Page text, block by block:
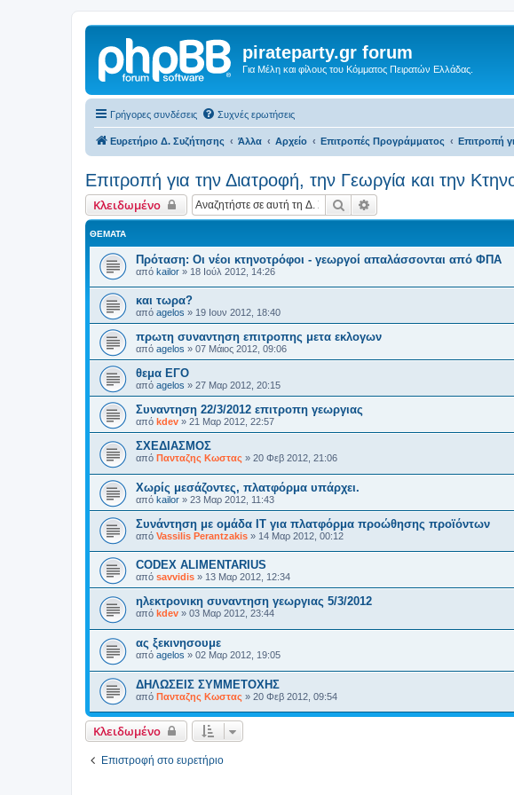
pirateparty.gr forum
Για Μέλη και φίλους του Κόμματος Πειρατών Ελλάδας.
Γρήγορες συνδέσεις Συχνές ερωτήσεις
Ευρετήριο Δ. Συζήτησης Άλλα Αρχείο Επιτροπές Προγράμματος Επιτροπή
Επιτροπή για την Διατροφή, την Γεωργία και την
Κλειδωμένο Αναζήτηση
ΘΈΜΑΤΑ
Πρόταση: Οι νέοι κτηνοτρόφοι - γεωργοί απαλάσσονται από ΦΠΑ
από kailor » 18 Ιούλ 2012, 14:26
και τωρα?
από agelos » 19 Ιουν 2012, 18:40
πρωτη συναντηση επιτροπης μετα εκλογων
από agelos » 07 Μάιος 2012, 09:06
θεμα ΕΓΟ
από agelos » 27 Μαρ 2012, 20:15
Συναντηση 22/3/2012 επιτροπη γεωργιας
από kdev » 21 Μαρ 2012, 22:57
ΣΧΕΔΙΑΣΜΟΣ
από Πανταζης Κωστας » 20 Φεβ 2012, 21:06
Χωρίς μεσάζοντες, πλατφόρμα υπάρχει.
από kailor » 23 Μαρ 2012, 11:43
Συνάντηση με ομάδα ΙΤ για πλατφόρμα προώθησης προϊόντων
από Vassilis Perantzakis » 14 Μαρ 2012, 00:12
CODEX ALIMENTARIUS
από savvidis » 13 Μαρ 2012, 12:34
ηλεκτρονικη συναντηση γεωργιας 5/3/2012
από kdev » 03 Μαρ 2012, 23:44
ας ξεκινησουμε
από agelos » 02 Μαρ 2012, 19:05
ΔΗΛΩΣΕΙΣ ΣΥΜΜΕΤΟΧΗΣ
από Πανταζης Κωστας » 20 Φεβ 2012, 09:54
Κλειδωμένο
Επιστροφή στο ευρετήριο